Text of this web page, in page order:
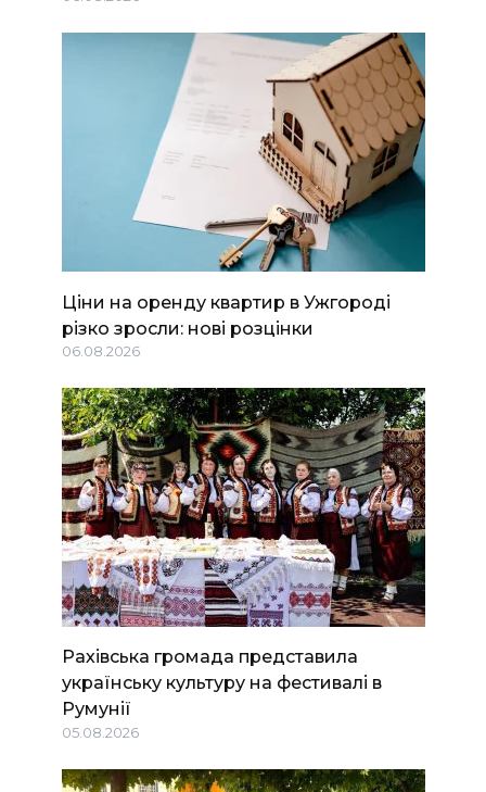
Ціни на оренду квартир в Ужгороді
різко зросли: нові розцінки
06.08.2026
Рахівська громада представила
українську культуру на фестивалі в
Румунії
05.08.2026